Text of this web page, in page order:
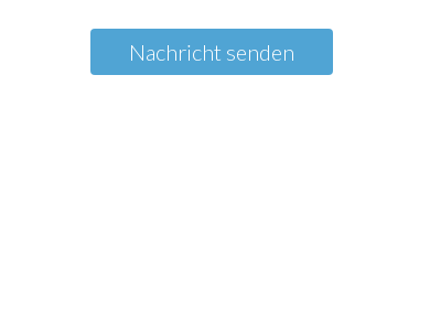
Nachricht senden